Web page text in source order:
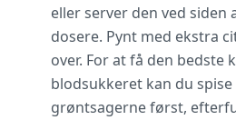
eller server den ved siden
dosere. Pynt med ekstra
over. For at få den bedste
blodsukkeret kan du
grøntsagerne først,